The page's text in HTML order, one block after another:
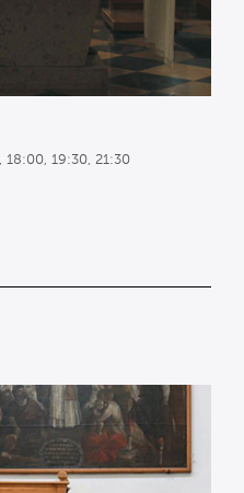
19:30, 21:30